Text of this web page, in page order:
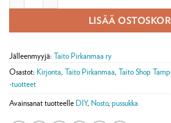
LISÄÄ
Jälleenmyyjä: Taito Pirkanmaa ry
Osastot: Kirjonta, Taito Pirkanmaa, Taito Shop
-tuotteet
Avainsanat tuotteelle DIY, Nosto, pussukka